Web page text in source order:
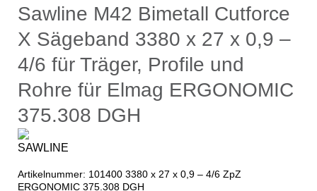
Sawline M42 Bimetall Cutforce
X Sägeband 3380 x 27 x 0,9 –
4/6 für Träger, Profile und
Rohre für Elmag ERGONOMIC
375.308 DGH
Artikelnummer: 101400 3380 x 27 x 0,9 – 4/6 ZpZ
ERGONOMIC 375.308 DGH